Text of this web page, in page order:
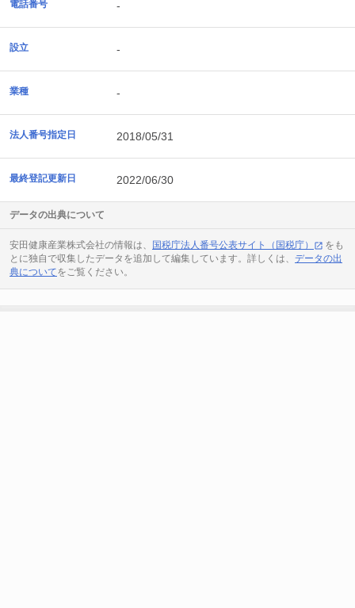
電話番号 -
設立 -
業種 -
法人番号指定日 2018/05/31
最終登記更新日 2022/06/30
データの出典について
安田健康産業株式会社の情報は、 国税庁法人番号公表サイト（国税庁）
をも
とに独自で収集したデータを追加して編集しています。詳しくは、 データの出
典についてをご覧ください。